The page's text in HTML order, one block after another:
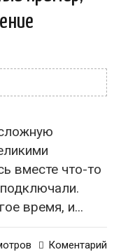
вместе что-то
время, и...
Коментарий